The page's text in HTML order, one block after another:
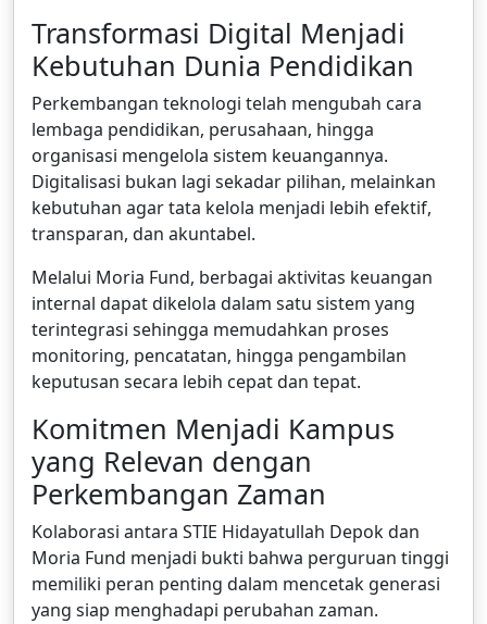
Transformasi Digital Menjadi
Kebutuhan Dunia Pendidikan
Perkembangan teknologi telah mengubah cara
lembaga pendidikan, perusahaan, hingga
organisasi mengelola sistem keuangannya.
Digitalisasi bukan lagi sekadar pilihan, melainkan
kebutuhan agar tata kelola menjadi lebih efektif,
transparan, dan akuntabel.
Melalui Moria Fund, berbagai aktivitas keuangan
internal dapat dikelola dalam satu sistem yang
terintegrasi sehingga memudahkan proses
monitoring, pencatatan, hingga pengambilan
keputusan secara lebih cepat dan tepat.
Komitmen Menjadi Kampus
yang Relevan dengan
Perkembangan Zaman
Kolaborasi antara STIE Hidayatullah Depok dan
Moria Fund menjadi bukti bahwa perguruan tinggi
memiliki peran penting dalam mencetak generasi
yang siap menghadapi perubahan zaman.